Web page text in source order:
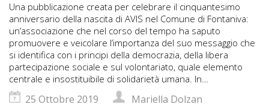
Una pubblicazione creata per celebrare il cinquantesimo
anniversario della nascita di AVIS nel Comune di Fontaniva:
un’associazione che nel corso del tempo ha saputo
promuovere e veicolare l’importanza del suo messaggio che
si identifica con i principi della democrazia, della libera
partecipazione sociale e sul volontariato, quale elemento
centrale e insostituibile di solidarietà umana. In…
25 Ottobre 2019 Mariella Dolzan